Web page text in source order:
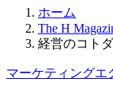
ホーム
The H
経営のコト
マーケティングエ